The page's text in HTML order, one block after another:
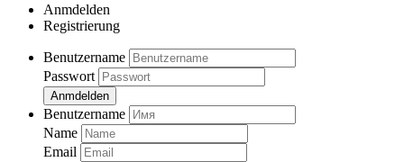
Anmdelden
Registrierung
Benutzername
Passwort
Anmdelden
Benutzername
Name
Email